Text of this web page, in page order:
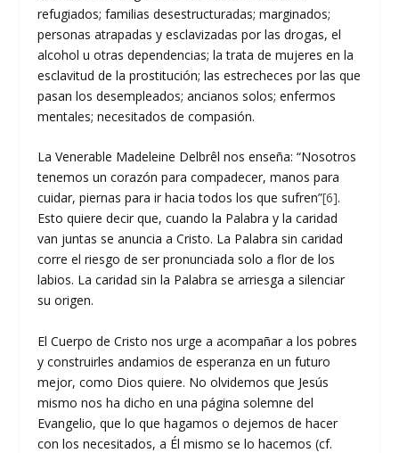
refugiados; familias desestructuradas; marginados;
personas atrapadas y esclavizadas por las drogas, el
alcohol u otras dependencias; la trata de mujeres en la
esclavitud de la prostitución; las estrecheces por las que
pasan los desempleados; ancianos solos; enfermos
mentales; necesitados de compasión.
La Venerable Madeleine Delbrêl nos enseña: “Nosotros
tenemos un corazón para compadecer, manos para
cuidar, piernas para ir hacia todos los que sufren”[6].
Esto quiere decir que, cuando la Palabra y la caridad
van juntas se anuncia a Cristo. La Palabra sin caridad
corre el riesgo de ser pronunciada solo a flor de los
labios. La caridad sin la Palabra se arriesga a silenciar
su origen.
El Cuerpo de Cristo nos urge a acompañar a los pobres
y construirles andamios de esperanza en un futuro
mejor, como Dios quiere. No olvidemos que Jesús
mismo nos ha dicho en una página solemne del
Evangelio, que lo que hagamos o dejemos de hacer
con los necesitados, a Él mismo se lo hacemos (cf.